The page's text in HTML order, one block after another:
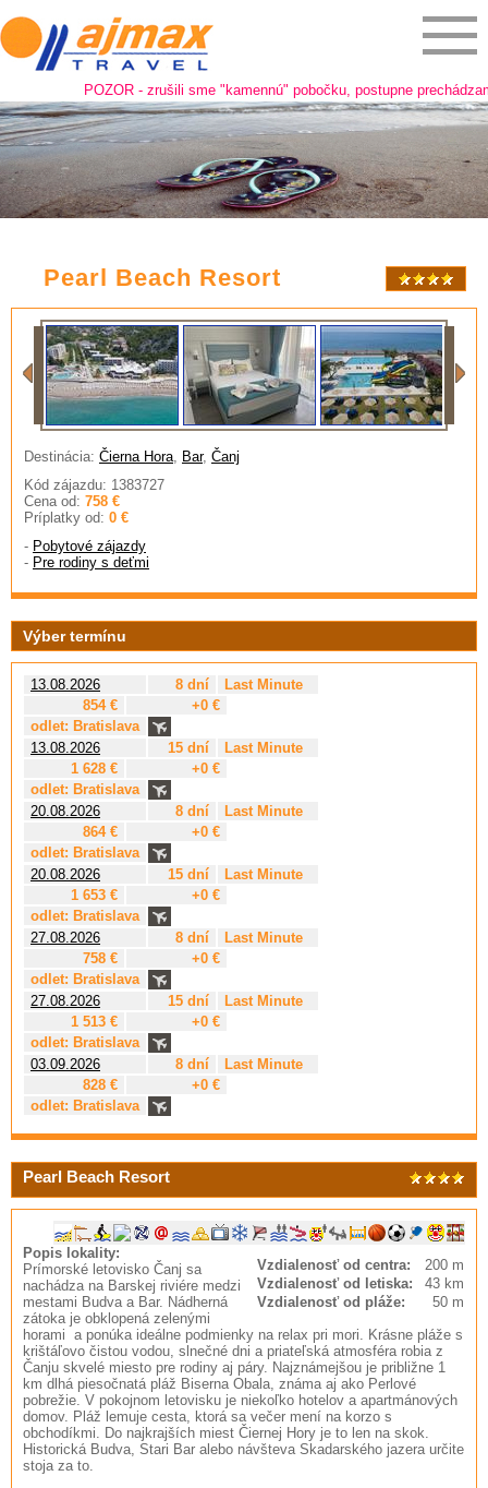
POZOR - zrušili sme "kamennú" pobočku, postupne
Pearl Beach Resort
Destinácia: Čierna Hora, Bar, Čanj
Kód zájazdu: 1383727
Cena od: 758 €
Príplatky od: 0 €
- Pobytové zájazdy
- Pre rodiny s deťmi
Výber termínu
13.08.2026 8 dní
Last Minute
854 €
+0 €
odlet: Bratislava
13.08.2026
15 dní
Last Minute
1 628 €
+0 €
odlet: Bratislava
20.08.2026
8 dní
Last Minute
864 €
+0 €
odlet: Bratislava
20.08.2026
15 dní
Last Minute
1 653 €
+0 €
odlet: Bratislava
27.08.2026
8 dní
Last Minute
758 €
+0 €
odlet: Bratislava
27.08.2026
15 dní
Last Minute
1 513 €
+0 €
odlet: Bratislava
03.09.2026
8 dní
Last Minute
828 €
+0 €
odlet: Bratislava
Pearl Beach Resort
Vzdialenosť od centra:
200 m
Vzdialenosť od letiska:
43 km
Vzdialenosť od pláže:
50 m
Popis lokality:
Prímorské letovisko Čanj sa
nachádza na Barskej riviére medzi
mestami Budva a Bar. Nádherná
zátoka je obklopená zelenými
horami a ponúka ideálne podmienky na relax pri mori. Krásne pláže s
krištáľovo čistou vodou, slnečné dni a priateľská atmosféra robia z
Čanju skvelé miesto pre rodiny aj páry. Najznámejšou je približne 1
km dlhá piesočnatá pláž Biserna Obala, známa aj ako Perlové
pobrežie. V pokojnom letovisku je niekoľko hotelov a apartmánových
domov. Pláž lemuje cesta, ktorá sa večer mení na korzo s
obchodíkmi. Do najkrajších miest Čiernej Hory je to len na skok.
Historická Budva, Stari Bar alebo návšteva Skadarského jazera určite
stoja za to.